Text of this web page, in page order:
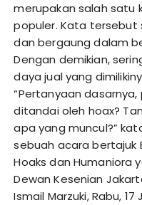
merupakan salah satu
populer. Kata tersebut
dan bergaung dalam
Dengan demikian,
daya jual yang
“Pertanyaan
ditandai oleh hoax?
apa yang muncul?”
sebuah acara bertajuk
Hoaks dan Humaniora
Dewan Kesenian
Ismail Marzuki, Rabu, 17